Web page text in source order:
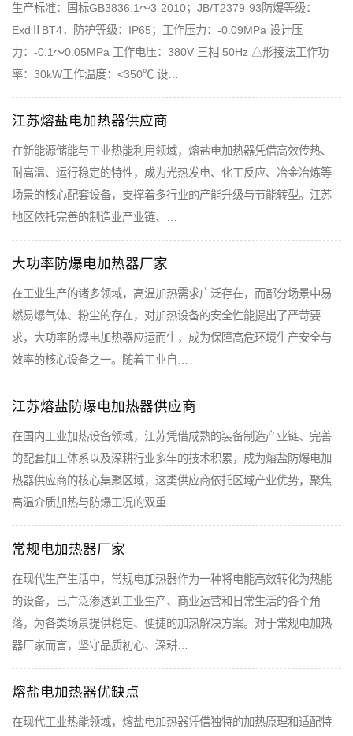
生产标准：国标GB3836.1～3-2010；JB/T2379-93防爆等级：
ExdⅡBT4，防护等级：IP65；工作压力：-0.09MPa 设计压
力：-0.1～0.05MPa 工作电压：380V 三相 50Hz △形接法工作功
率：30kW工作温度：<350℃ 设…
江苏熔盐电加热器供应商
在新能源储能与工业热能利用领域，熔盐电加热器凭借高效传热、
耐高温、运行稳定的特性，成为光热发电、化工反应、冶金冶炼等
场景的核心配套设备，支撑着多行业的产能升级与节能转型。江苏
地区依托完善的制造业产业链、…
大功率防爆电加热器厂家
在工业生产的诸多领域，高温加热需求广泛存在，而部分场景中易
燃易爆气体、粉尘的存在，对加热设备的安全性能提出了严苛要
求，大功率防爆电加热器应运而生，成为保障高危环境生产安全与
效率的核心设备之一。随着工业自…
江苏熔盐防爆电加热器供应商
在国内工业加热设备领域，江苏凭借成熟的装备制造产业链、完善
的配套加工体系以及深耕行业多年的技术积累，成为熔盐防爆电加
热器供应商的核心集聚区域，这类供应商依托区域产业优势，聚焦
高温介质加热与防爆工况的双重…
常规电加热器厂家
在现代生产生活中，常规电加热器作为一种将电能高效转化为热能
的设备，已广泛渗透到工业生产、商业运营和日常生活的各个角
落，为各类场景提供稳定、便捷的加热解决方案。对于常规电加热
器厂家而言，坚守品质初心、深耕…
熔盐电加热器优缺点
在现代工业热能领域，熔盐电加热器凭借独特的加热原理和适配特